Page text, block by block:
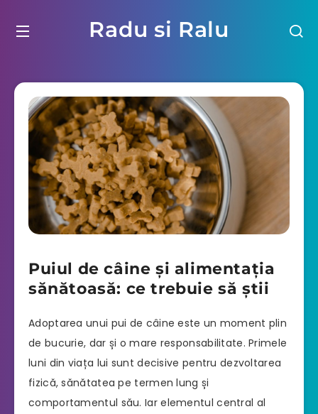
Radu si Ralu
Puiul de câine și alimentația
sănătoasă: ce trebuie să știi
Adoptarea unui pui de câine este un moment plin
de bucurie, dar și o mare responsabilitate. Primele
luni din viața lui sunt decisive pentru dezvoltarea
fizică, sănătatea pe termen lung și
comportamentul său. Iar elementul central al